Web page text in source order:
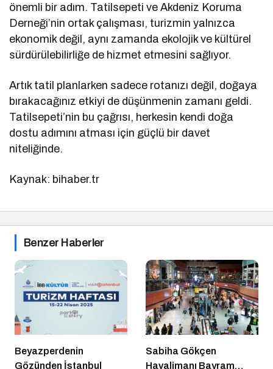
önemli bir adım. Tatilsepeti ve Akdeniz Koruma
Derneği’nin ortak çalışması, turizmin yalnızca
ekonomik değil, aynı zamanda ekolojik ve kültürel
sürdürülebilirliğe de hizmet etmesini sağlıyor.
Artık tatil planlarken sadece rotanızı değil, doğaya
bırakacağınız etkiyi de düşünmenin zamanı geldi.
Tatilsepeti’nin bu çağrısı, herkesin kendi doğa
dostu adımını atması için güçlü bir davet
niteliğinde.
Kaynak: bihaber.tr
Benzer Haberler
Beyazperdenin
Gözünden İstanbul
Sabiha Gökçen
Havalimanı Bayram